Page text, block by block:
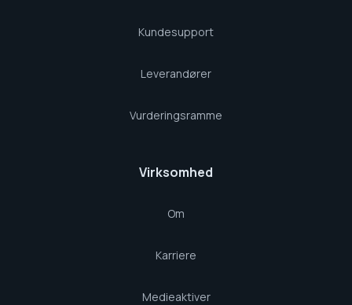
Kundesupport
Leverandører
Vurderingsramme
Virksomhed
Om
Karriere
Medieaktiver